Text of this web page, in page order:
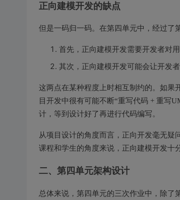
正向建模开发的缺点
但是一码归一码。在第四单元中，经过了
首先，正向建模开发需要开发者对
其次，正向建模开发可能会让开发
这两点在某种程度上时相互制约的。如果
目开发中很有可能不断“重写代码 + 重写
计，等到设计好了再进行代码编写。
从项目设计的角度而言，正向开发毫无
课程和学生的角度来说，正向建模开发十
二、第四单元架构设计
总体来说，第四单元的三次作业中，除了